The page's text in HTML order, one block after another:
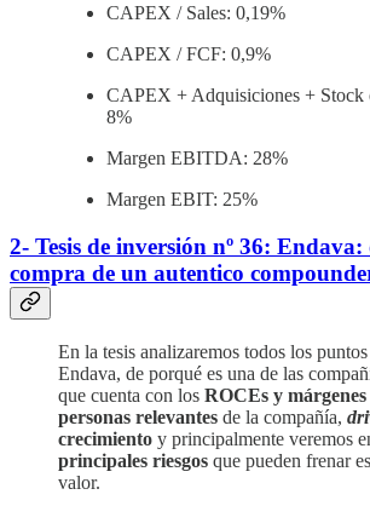
CAPEX / Sales: 0,19%
CAPEX / FCF: 0,9%
CAPEX + Adquisiciones + Stock
8%
Margen EBITDA: 28%
Margen EBIT: 25%
2- Tesis de inversión nº 36:
compra de un autentico
En la tesis analizaremos todos los
Endava, de porqué es una de las
que cuenta con los ROCEs y márgenes
personas relevantes de la compañía,
crecimiento y principalmente veremos
principales riesgos que pueden frenar
valor.